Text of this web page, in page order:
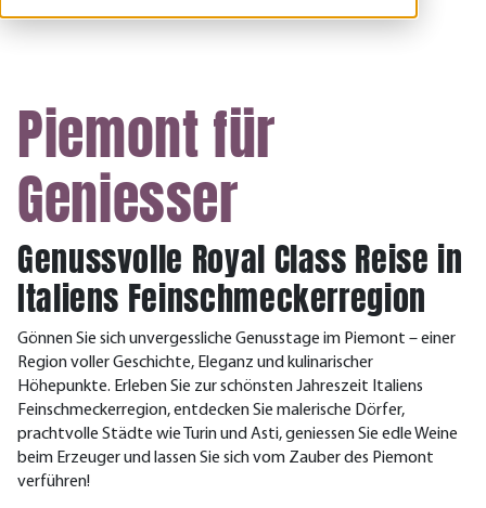
Piemont für
Geniesser
Genussvolle Royal Class Reise in
Italiens Feinschmeckerregion
Gönnen Sie sich unvergessliche Genusstage im Piemont – einer
Region voller Geschichte, Eleganz und kulinarischer
Höhepunkte. Erleben Sie zur schönsten Jahreszeit Italiens
Feinschmeckerregion, entdecken Sie malerische Dörfer,
prachtvolle Städte wie Turin und Asti, geniessen Sie edle Weine
beim Erzeuger und lassen Sie sich vom Zauber des Piemont
verführen!